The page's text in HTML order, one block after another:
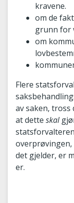
kravene.
om de
grunn for
om
Flere
av saken, tross
at dette skal
det gjelder, er
er.